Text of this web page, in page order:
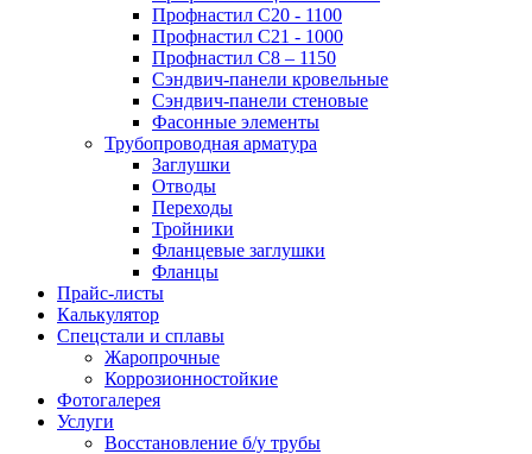
Профнастил С20 - 1100
Профнастил С21 - 1000
Профнастил С8 – 1150
Сэндвич-панели кровельные
Сэндвич-панели стеновые
Фасонные элементы
Трубопроводная арматура
Заглушки
Отводы
Переходы
Тройники
Фланцевые заглушки
Фланцы
Прайс-листы
Калькулятор
Спецстали и сплавы
Жаропрочные
Коррозионностойкие
Фотогалерея
Услуги
Восстановление б/у трубы